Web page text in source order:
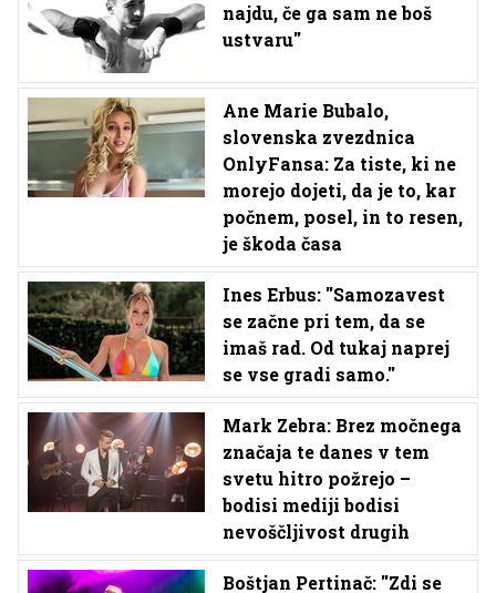
najdu, če ga sam ne boš
ustvaru''
Ane Marie Bubalo,
slovenska zvezdnica
OnlyFansa: Za tiste, ki ne
morejo dojeti, da je to, kar
počnem, posel, in to resen,
je škoda časa
Ines Erbus: ''Samozavest
se začne pri tem, da se
imaš rad. Od tukaj naprej
se vse gradi samo.''
Mark Zebra: Brez močnega
značaja te danes v tem
svetu hitro požrejo –
bodisi mediji bodisi
nevoščljivost drugih
Boštjan Pertinač: ''Zdi se